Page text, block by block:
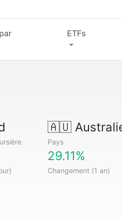
ETFs
🇦🇺
Pays
29.11%
Changement (1 an)